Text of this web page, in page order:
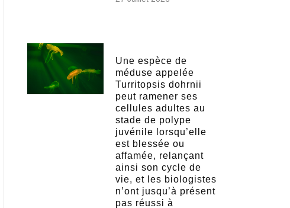
Une espèce de
méduse appelée
Turritopsis dohrnii
peut ramener ses
cellules adultes au
stade de polype
juvénile lorsqu’elle
est blessée ou
affamée, relançant
ainsi son cycle de
vie, et les biologistes
n’ont jusqu’à présent
pas réussi à